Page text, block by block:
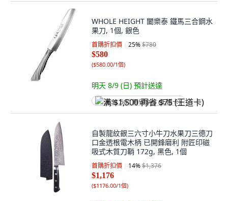
WHOLE HEIGHT 闔樂泰 鐵馬三合鋼水
果刀, 1個, 銀色
首購折扣價 25%$780
$580
($580.00/1個)
明天 8/9 (日) 預計送達
满 $1,500 再省 $75 (王道卡)
自製龍紋銀三六寸小牛刀水果刀三德刀
口金透根電木柄 已開鋒磨利 附匠印磁
吸式木質刀鞘 172g, 黑色, 1個
首購折扣價 14%$1,376
$1,176
($1176.00/1個)